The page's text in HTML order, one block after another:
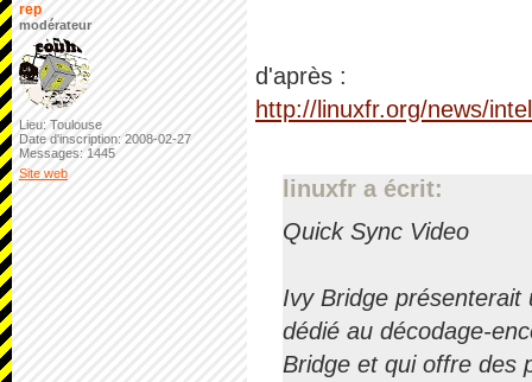
rep
modérateur
Lieu: Toulouse
Date d'inscription: 2008-02-27
Messages: 1445
Site web
d'après :
http://linuxfr.org/news/
linuxfr a écrit:
Quick Sync Video
Ivy Bridge présenterait
dédié au
Bridge et qui offre des